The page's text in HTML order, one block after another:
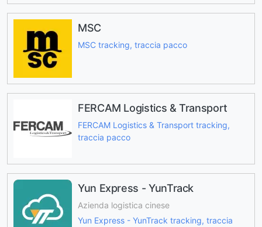
MSC
MSC tracking, traccia pacco
FERCAM Logistics & Transport
FERCAM Logistics & Transport tracking,
traccia pacco
Yun Express - YunTrack
Azienda logistica cinese
Yun Express - YunTrack tracking, traccia